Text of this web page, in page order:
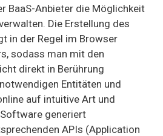
BaaS-Anbieter die Möglichkeit
Die Erstellung des
in der Regel im Browser
sodass man mit den
direkt in Berührung
Entitäten und
auf intuitive Art und
generiert
APIs (Application